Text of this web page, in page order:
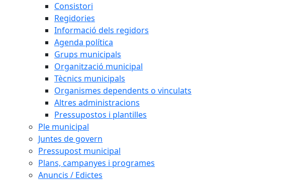
Consistori
Regidories
Informació dels regidors
Agenda política
Grups municipals
Organització municipal
Tècnics municipals
Organismes dependents o vinculats
Altres administracions
Pressupostos i plantilles
Ple municipal
Juntes de govern
Pressupost municipal
Plans, campanyes i programes
Anuncis / Edictes